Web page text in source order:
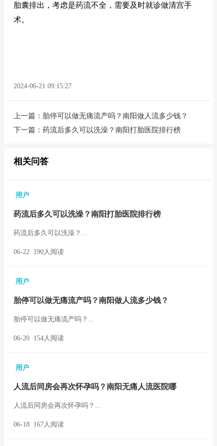
胎囊排出，考虑是药流不全，需要及时就诊做清宫手
术。
2024-06-21 09:15:27
上一篇： 胎停可以做无痛流产吗？南阳做人流多少钱？
下一篇： 药流后多久可以洗澡？南阳打胎医院排行榜
相关问答
用户
药流后多久可以洗澡？南阳打胎医院排行榜
药流后多久可以洗澡？...
06-22 190人阅读
用户
胎停可以做无痛流产吗？南阳做人流多少钱？
胎停可以做无痛流产吗？...
06-20 154人阅读
用户
人流后同房会再次怀孕吗？南阳无痛人流医院哪
人流后同房会再次怀孕吗？...
06-18 167人阅读